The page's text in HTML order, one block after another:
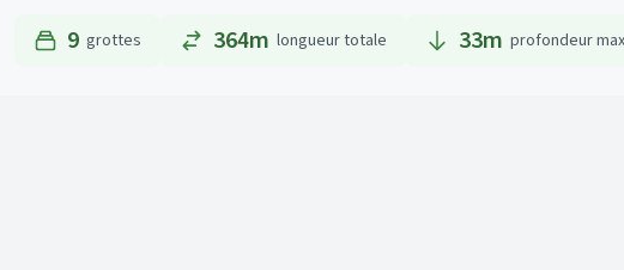
9 grottes 364m longueur totale 33m profondeur